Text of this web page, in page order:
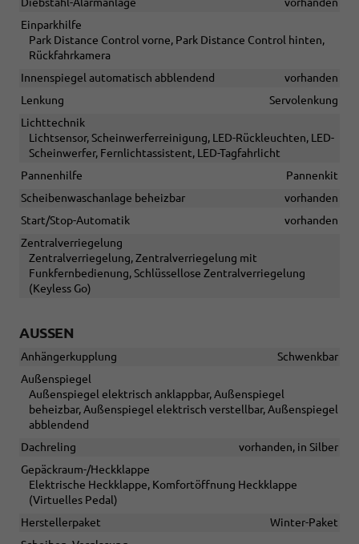
Einparkhilfe
Park Distance Control vorne, Park Distance Control hinten,
Rückfahrkamera
Innenspiegel automatisch abblendend
vorhanden
Lenkung
Servolenkung
Lichttechnik
Lichtsensor, Scheinwerferreinigung, LED-Rückleuchten, LED-
Scheinwerfer, Fernlichtassistent, LED-Tagfahrlicht
Pannenhilfe
Pannenkit
Scheibenwaschanlage beheizbar
vorhanden
Start/Stop-Automatik
vorhanden
Zentralverriegelung
Zentralverriegelung, Zentralverriegelung mit
Funkfernbedienung, Schlüssellose Zentralverriegelung
(Keyless Go)
AUSSEN
Anhängerkupplung
Schwenkbar
Außenspiegel
Außenspiegel elektrisch anklappbar, Außenspiegel
beheizbar, Außenspiegel elektrisch verstellbar, Außenspiegel
abblendend
Dachreling
vorhanden, in Silber
Gepäckraum-/Heckklappe
Elektrische Heckklappe, Komfortöffnung Heckklappe
(Virtuelles Pedal)
Herstellerpaket
Winter-Paket